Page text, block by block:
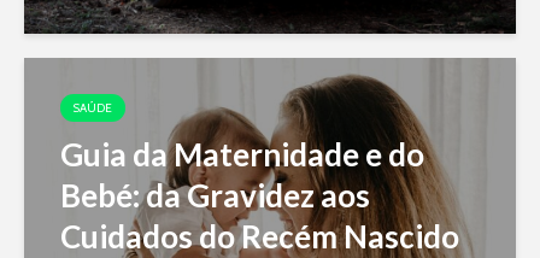
SAÚDE
Guia da Maternidade e do
Bebé: da Gravidez aos
Cuidados do Recém Nascido